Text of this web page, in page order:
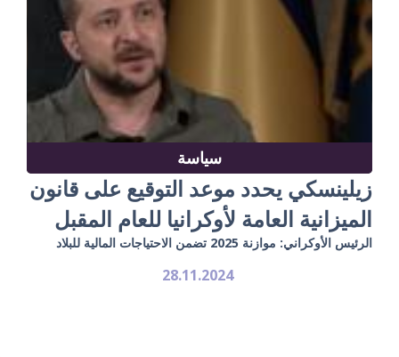
سياسة
زيلينسكي يحدد موعد التوقيع على قانون
الميزانية العامة لأوكرانيا للعام المقبل
الرئيس الأوكراني: موازنة 2025 تضمن الاحتياجات المالية للبلاد
28.11.2024